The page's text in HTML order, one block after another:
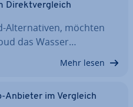
Di­rekt­ver­gleich
Al­ter­na­ti­ven, möchten
das Wasser…
Mehr lesen
Anbieter im Vergleich